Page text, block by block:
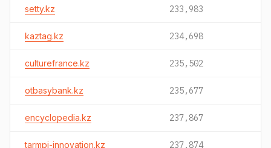
setty.kz 233,983
kaztag.kz 234,698
culturefrance.kz 235,502
otbasybank.kz 235,677
encyclopedia.kz 237,867
tarmpi-innovation.kz 237,874